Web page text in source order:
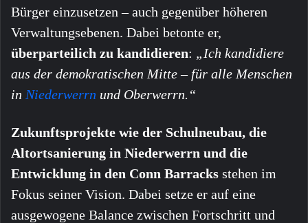
Bürger einzusetzen – auch gegenüber höheren
Verwaltungsebenen. Dabei betonte er,
überparteilich zu kandidieren: „Ich kandidiere
aus der demokratischen Mitte – für alle Menschen
in Niederwerrn und Oberwerrn.“
Zukunftsprojekte wie der Schulneubau, die
Altortsanierung in Niederwerrn und die
Entwicklung in den Conn Barracks stehen im
Fokus seiner Vision. Dabei setze er auf eine
ausgewogene Balance zwischen Fortschritt und